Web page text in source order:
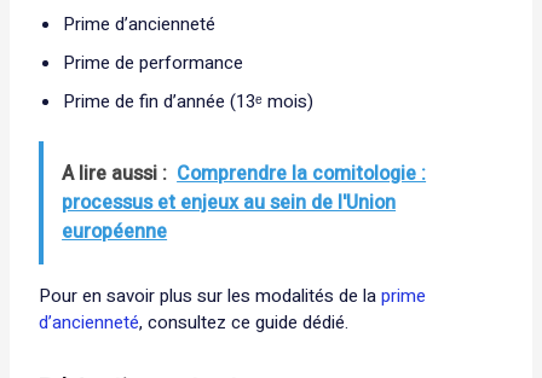
Prime d’ancienneté
Prime de performance
Prime de fin d’année (13ᵉ mois)
A lire aussi : Comprendre la comitologie :
processus et enjeux au sein de l'Union
européenne
Pour en savoir plus sur les modalités de laprime
d’ancienneté, consultez ce guide dédié.